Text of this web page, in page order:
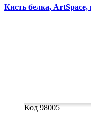
Кисть белка,
Код 98005